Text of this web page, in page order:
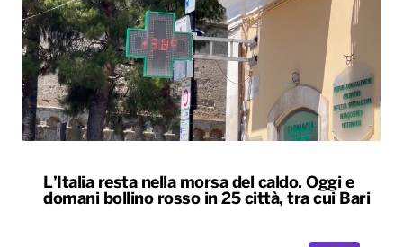
L’Italia resta nella morsa del caldo. Oggi e
domani bollino rosso in 25 città, tra cui Bari